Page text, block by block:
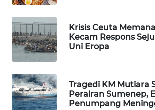
Krisis Ceuta
Kecam Respons
Uni Eropa
Tragedi KM Mutiara
Perairan Sumenep,
Penumpang
TANI
WAHANA
ADVOKAT
INFRASTRUKTUR
WAHANA